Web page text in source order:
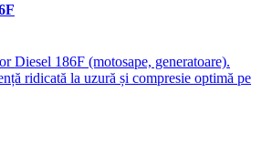
Diesel 186F (motosape, generatoare).
ridicată la uzură și compresie optimă pe